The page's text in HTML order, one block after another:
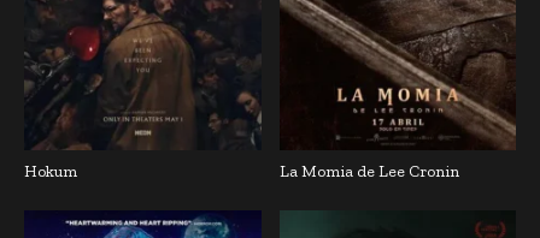
Hokum La Momia de Lee Cronin